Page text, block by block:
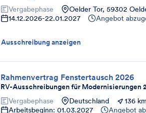
Vergabephase Oelder Tor, 59302
14.12.2026-22.01.2027 Angebot
Ausschreibung anzeigen
Rahmenvertrag Fenstertausch 2026
RV-Ausschreibungen für Modernisierungen
Vergabephase Deutschland
136
Arbeitsbeginn: 01.03.2027
Angebot